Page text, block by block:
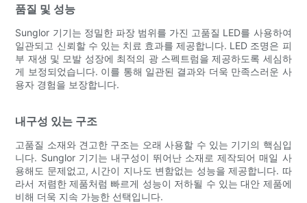
품질 및 성능
Sunglor 기기는 정밀한 파장 범위를 가진 고품질 LED를 사용하여
일관되고 신뢰할 수 있는 치료 효과를 제공합니다. LED 조명은 피
부 재생 및 모발 성장에 최적의 광 스펙트럼을 제공하도록 세심하
게 보정되었습니다. 이를 통해 일관된 결과와 더욱 만족스러운 사
용자 경험을 보장합니다.
내구성 있는 구조
고품질 소재와 견고한 구조는 오래 사용할 수 있는 기기의 핵심입
니다. Sunglor 기기는 내구성이 뛰어난 소재로 제작되어 매일 사
용해도 문제없고, 시간이 지나도 변함없는 성능을 제공합니다. 따
라서 저렴한 제품처럼 빠르게 성능이 저하될 수 있는 대안 제품에
비해 더욱 지속 가능한 선택입니다.